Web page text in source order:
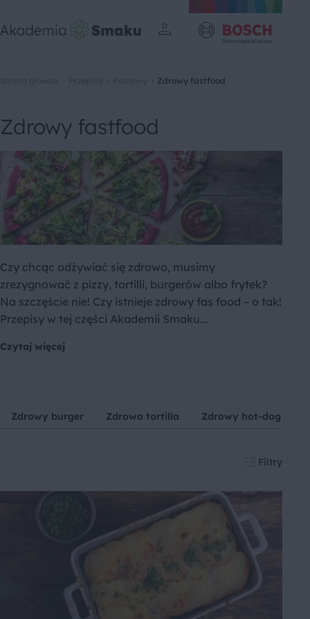
Zdrowy fastfood
Zdrowy fastfood
Czy chcąc odżywiać się zdrowo, musimy
zrezygnować z pizzy, tortilli, burgerów albo frytek?
Na szczęście nie! Czy istnieje zdrowy fas food – o tak!
Przepisy w tej części Akademii Smaku...
Czytaj więcej
Zdrowy burger Zdrowa tortilla Zdrowy hot-dog
Filtry